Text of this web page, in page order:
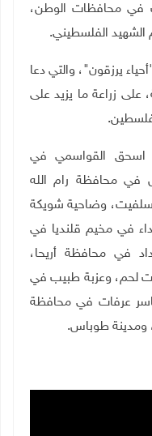
انطلقت في محافظات الوطن،
الشهيد الفلسطيني.
يرزقون"، والتي دعا
على زراعة ما يزيد على
.
اسحق القواسمي في
في محافظة رام الله
وضاحية شويكة
في مخيم قلنديا في
في محافظة أريحا،
لحم، وعزبة طبيب في
عرفات في محافظة
ومدينة طوباس.